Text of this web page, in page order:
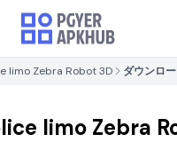
limo Zebra Robot 3D ダウンロ
limo Zebra